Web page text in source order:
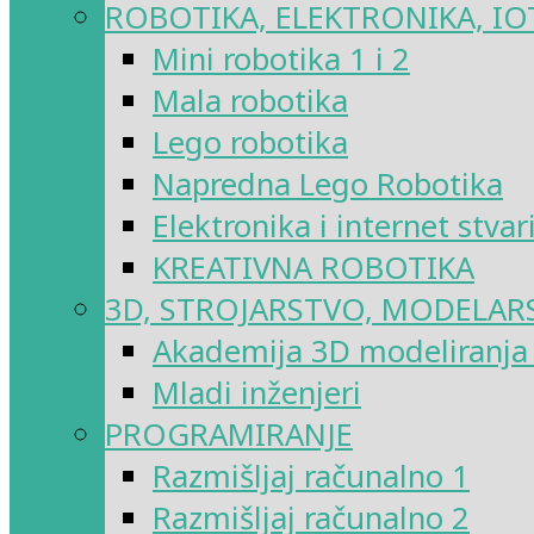
ROBOTIKA, ELEKTRONIKA,
Mini robotika 1 i 2
Mala robotika
Lego robotika
Napredna Lego Robotika
Elektronika i internet
KREATIVNA ROBOTIKA
3D, STROJARSTVO,
Akademija 3D
Mladi inženjeri
PROGRAMIRANJE
Razmišljaj računalno 1
Razmišljaj računalno 2